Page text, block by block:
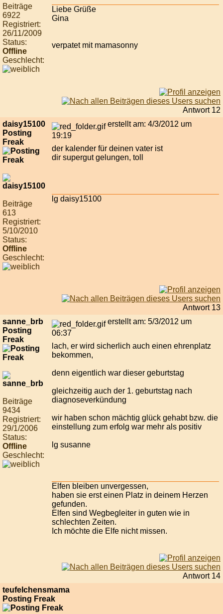
Beiträge
6922
Registriert:
26/11/2009
Status:
Offline
Geschlecht:
Liebe Grüße
Gina
verpatet mit mamasonny
Antwort 12
daisy15100
Posting
Freak
Beiträge
613
Registriert:
5/10/2010
Status:
Offline
Geschlecht:
erstellt am: 4/3/2012 um
19:19
der kalender für deinen vater ist
dir supergut gelungen, toll
lg daisy15100
Antwort 13
sanne_brb
Posting
Freak
Beiträge
9434
Registriert:
29/1/2006
Status:
Offline
Geschlecht:
erstellt am: 5/3/2012 um
06:37
lach, er wird sicherlich auch einen ehrenplatz
bekommen,
denn eigentlich war dieser geburtstag
gleichzeitig auch der 1. geburtstag nach
diagnoseverkündung
wir haben schon mächtig glück gehabt bzw. die
einstellung zum erfolg war mehr als positiv
lg susanne
Elfen bleiben unvergessen,
haben sie erst einen Platz in deinem Herzen
gefunden.
Elfen sind Wegbegleiter in guten wie in
schlechten Zeiten.
Ich möchte die Elfe nicht missen.
Antwort 14
teufelchensmama
Posting Freak